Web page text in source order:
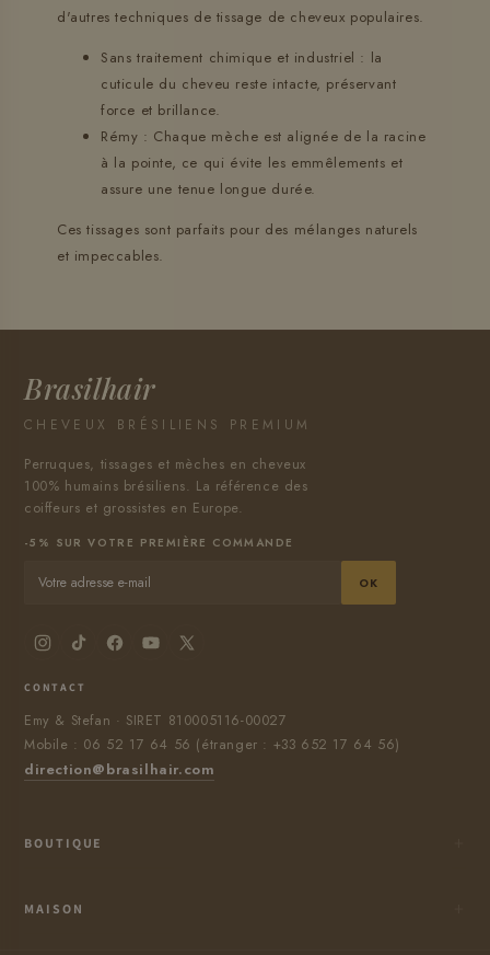
d'autres techniques de tissage de cheveux populaires.
Sans traitement chimique et industriel : la
cuticule du cheveu reste intacte, préservant
force et brillance.
Rémy : Chaque mèche est alignée de la racine
à la pointe, ce qui évite les emmêlements et
assure une tenue longue durée.
Ces tissages sont parfaits pour des mélanges naturels
et impeccables.
Brasilhair
CHEVEUX BRÉSILIENS PREMIUM
Perruques, tissages et mèches en cheveux
100% humains brésiliens. La référence des
coiffeurs et grossistes en Europe.
-5% SUR VOTRE PREMIÈRE COMMANDE
OK
CONTACT
Emy & Stefan · SIRET 810005116-00027
Mobile : 06 52 17 64 56 (étranger : +33 652 17 64 56)
direction@brasilhair.com
BOUTIQUE
Conditions générales de vente
MAISON